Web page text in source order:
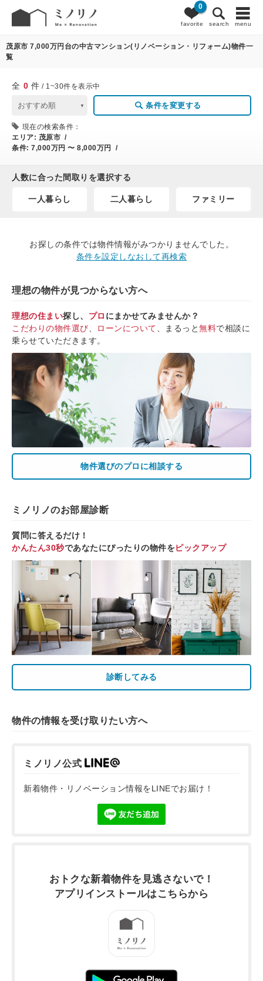
favorite
0
search menu
0 条件変更
茂原市 7,000万円台の中古マンション(リノベーション・リフォーム)物件一
覧
全 0 件 / 1~30件を表示中
条件を変更する
現在の検索条件：
エリア: 茂原市 /
条件: 7,000万円 〜 8,000万円 /
人数に合った間取りを選択する
一人暮らし 二人暮らし ファミリー
お探しの条件では物件情報がみつかりませんでした。
条件を設定しなおして再検索
理想の物件が見つからない方へ
理想の住まい探し、 プロ にまかせてみませんか？
こだわりの物件選び
ローンについて 、まるっと無料で相談に
乗らせていただきます。
物件選びのプロに相談する
ミノリノのお部屋診断
質問に答えるだけ！
かんたん30秒であなたにぴったりの物件をピックアップ
診断してみる
物件の情報を受け取りたい方へ
ミノリノ公式
新着物件・リノベーション情報をLINEでお届け！
おトクな新着物件を 見逃さないで！
アプリインストールはこちらから